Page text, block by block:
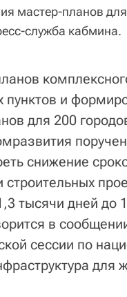
мастер-планов
служба кабмина.
пунктов и
для 200
снижение
строительных
тысячи дней до
в
сессии по
для